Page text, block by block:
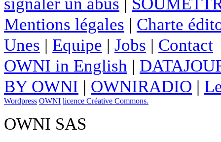
Mentions légales | Charte
Unes | Equipe | Jobs | Contact
OWNI in English |
BY OWNI | OWNIRADIO |
Wordpress OWNI licence Créative Commons.
OWNI SAS